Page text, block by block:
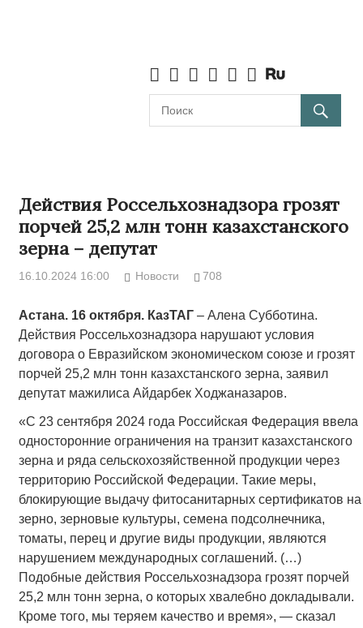
Действия Россельхознадзора грозят
порчей 25,2 млн тонн казахстанского
зерна – депутат
16.10.2024 16:00 Новости 708
Астана. 16 октября. КазТАГ– Алена Субботина.
Действия Россельхознадзора нарушают условия
договора о Евразийском экономическом союзе и грозят
порчей 25,2 млн тонн казахстанского зерна, заявил
депутат мажилиса Айдарбек Ходжаназаров.
«С 23 сентября 2024 года Российская Федерация ввела
односторонние ограничения на транзит казахстанского
зерна и ряда сельскохозяйственной продукции через
территорию Российской Федерации. Такие меры,
блокирующие выдачу фитосанитарных сертификатов на
зерно, зерновые культуры, семена подсолнечника,
томаты, перец и другие виды продукции, являются
нарушением международных соглашений. (…)
Подобные действия Россельхознадзора грозят порчей
25,2 млн тонн зерна, о которых хвалебно докладывали.
Кроме того, мы теряем качество и время», — сказал